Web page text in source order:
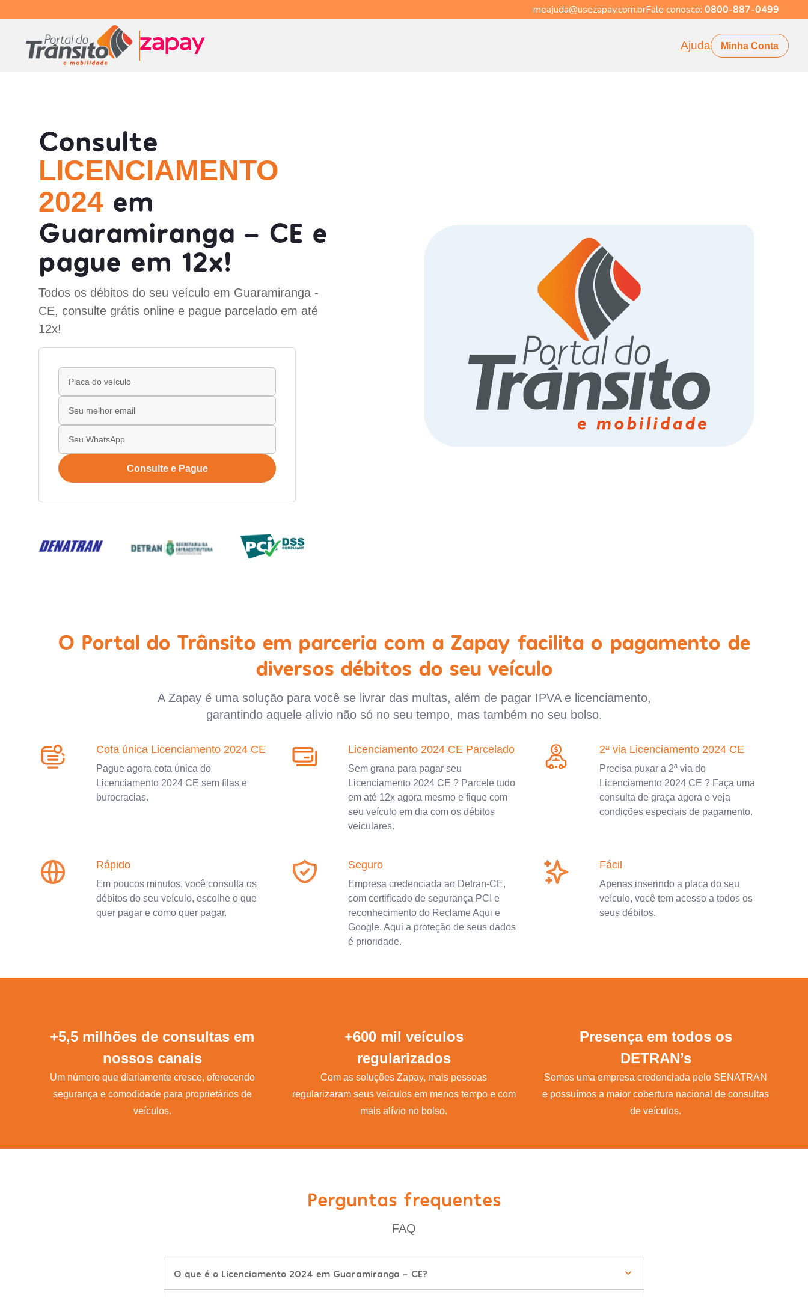
meajuda@usezapay.com.brFale conosco: 0800-887-0499
Ajuda Minha Conta
Consulte
LICENCIAMENTO
2024 em
Guaramiranga - CE e
pague em 12x!
Todos os débitos do seu veículo em Guaramiranga -
CE, consulte grátis online e pague parcelado em até
12x!
Consulte e Pague
O Portal do Trânsito em parceria com a Zapay facilita o pagamento de
diversos débitos do seu veículo
A Zapay é uma solução para você se livrar das multas, além de pagar IPVA e licenciamento,
garantindo aquele alívio não só no seu tempo, mas também no seu bolso.
Cota única Licenciamento 2024 CE
Pague agora cota única do
Licenciamento 2024 CE sem filas e
burocracias.
Licenciamento 2024 CE Parcelado
Sem grana para pagar seu
Licenciamento 2024 CE ? Parcele tudo
em até 12x agora mesmo e fique com
seu veículo em dia com os débitos
veiculares.
2ª via Licenciamento 2024 CE
Precisa puxar a 2ª via do
Licenciamento 2024 CE ? Faça uma
consulta de graça agora e veja
condições especiais de pagamento.
Rápido
Em poucos minutos, você consulta os
débitos do seu veículo, escolhe o que
quer pagar e como quer pagar.
Seguro
Empresa credenciada ao Detran-CE,
com certificado de segurança PCI e
reconhecimento do Reclame Aqui e
Google. Aqui a proteção de seus dados
é prioridade.
Fácil
Apenas inserindo a placa do seu
veículo, você tem acesso a todos os
seus débitos.
+5,5 milhões de consultas em
nossos canais
Um número que diariamente cresce, oferecendo
segurança e comodidade para proprietários de
veículos.
+600 mil veículos
regularizados
Com as soluções Zapay, mais pessoas
regularizaram seus veículos em menos tempo e com
mais alívio no bolso.
Presença em todos os
DETRAN’s
Somos uma empresa credenciada pelo SENATRAN
e possuímos a maior cobertura nacional de consultas
de veículos.
Perguntas frequentes
FAQ
O que é o Licenciamento 2024 em Guaramiranga - CE?